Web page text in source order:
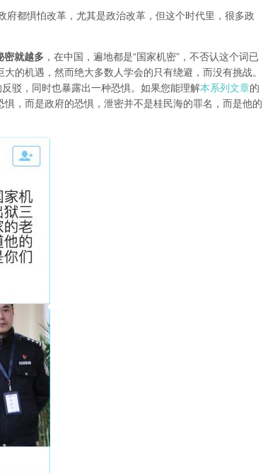
府都惧怕改革，尤其是政治改革，但这个时代里，很多政
密就越多 ，在中国，遍地都是“国家机密”，不否认这个词已
的机遇，然而绝大多数人学会的只有绕避，而没有挑战。
驳，同时也暴露出一种恐惧。如果您能理解本系列文章的
，而是政府的恐惧，泄密并不是桂民海的罪名，而是他的